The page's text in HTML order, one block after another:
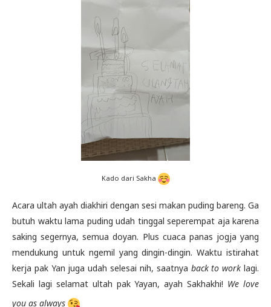
Kado dari Sakha
Acara ultah ayah diakhiri dengan sesi makan puding bareng. Ga
butuh waktu lama puding udah tinggal seperempat aja karena
saking segernya, semua doyan. Plus cuaca panas jogja yang
mendukung untuk ngemil yang dingin-dingin. Waktu istirahat
kerja pak Yan juga udah selesai nih, saatnya back to work lagi.
Sekali lagi selamat ultah pak Yayan, ayah Sakhakhi! We love
you as always